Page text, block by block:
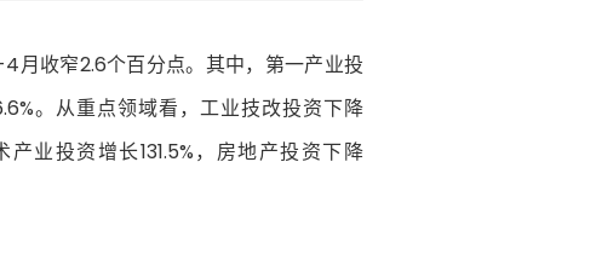
月收窄2.6个百分点。其中，第一产业投
。从重点领域看，工业技改投资下降
业投资增长131.5%，房地产投资下降